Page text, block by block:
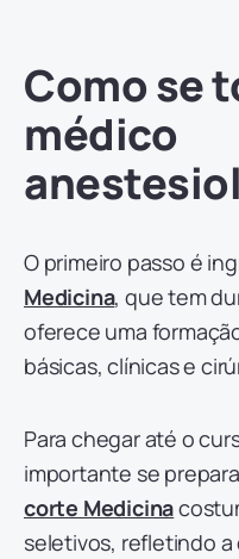
Como se
médico
O primeiro passo é
Medicina, que tem
oferece uma
básicas, clínicas e
Para chegar até o
importante se
corte Medicina
seletivos, refletindo